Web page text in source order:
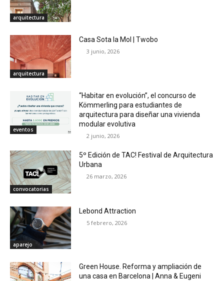
arquitectura
arquitectura
Casa Sota la Mol | Twobo
3 junio, 2026
eventos
“Habitar en evolución”, el concurso de
Kömmerling para estudiantes de
arquitectura para diseñar una vivienda
modular evolutiva
2 junio, 2026
convocatorias
5º Edición de TAC! Festival de Arquitectura
Urbana
26 marzo, 2026
aparejo
Lebond Attraction
5 febrero, 2026
Green House. Reforma y ampliación de
una casa en Barcelona | Anna & Eugeni